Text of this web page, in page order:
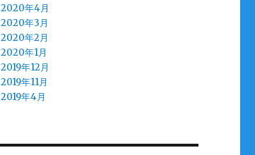
2020年4月
2020年3月
2020年2月
2020年1月
2019年12月
2019年11月
2019年4月